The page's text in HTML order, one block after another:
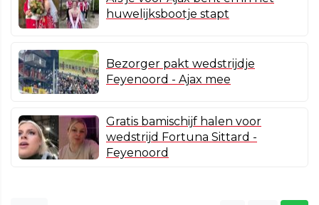
huwelijksbootje stapt
Bezorger pakt wedstrijdje
Feyenoord - Ajax mee
Gratis bamischijf halen voor
wedstrijd Fortuna Sittard -
Feyenoord